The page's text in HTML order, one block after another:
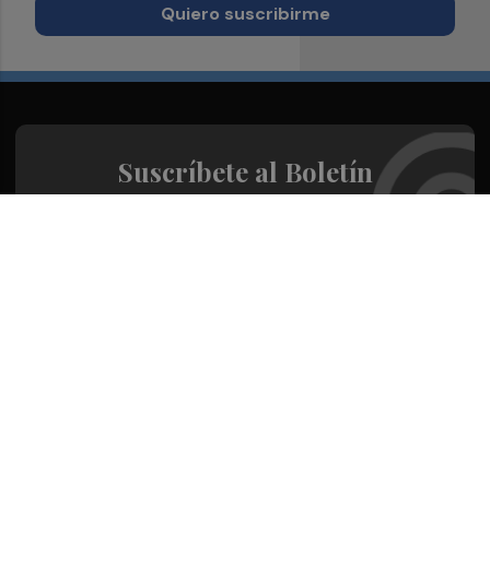
Quiero suscribirme
Suscríbete al Boletín